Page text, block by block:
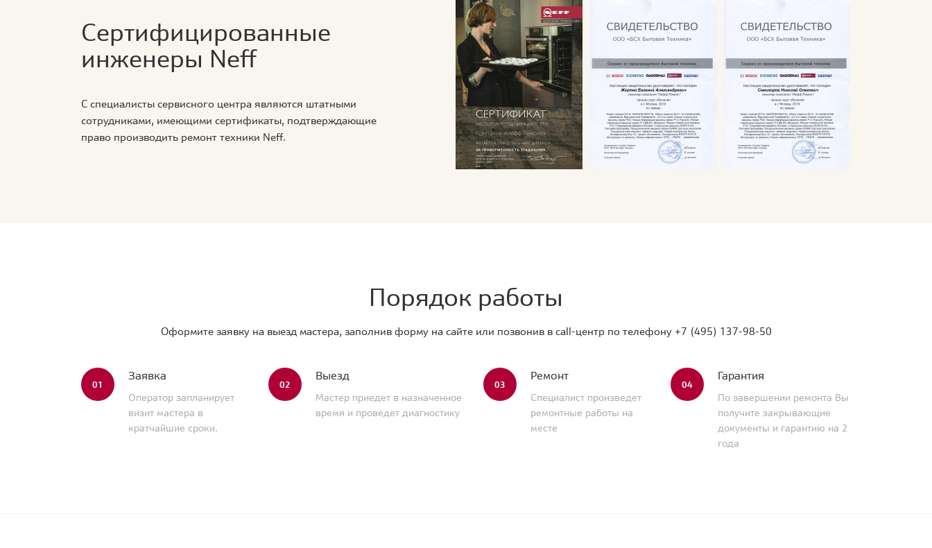
Сертифицированные
инженеры Neff
С специалисты сервисного центра являются штатными
сотрудниками, имеющими сертификаты, подтверждающие
право производить ремонт техники Neff.
Порядок работы
Оформите заявку на выезд мастера, заполнив форму на сайте или позвонив в call-центр по телефону +7 (495) 137-98-50
01
Заявка
Оператор запланирует
визит мастера в
кратчайшие сроки.
02
Выезд
Мастер приедет в назначенное
время и проведет диагностику
03
Ремонт
Специалист произведет
ремонтные работы на
месте
04
Гарантия
По завершении ремонта Вы
получите закрывающие
документы и гарантию на 2
года